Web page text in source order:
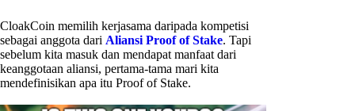
CloakCoin memilih kerjasama daripada kompetisi
sebagai anggota dari Aliansi Proof of Stake. Tapi
sebelum kita masuk dan mendapat manfaat dari
keanggotaan aliansi, pertama-tama mari kita
mendefinisikan apa itu Proof of Stake.